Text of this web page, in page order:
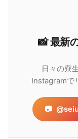
📸 最新
日々の寮
Instagramで
📷